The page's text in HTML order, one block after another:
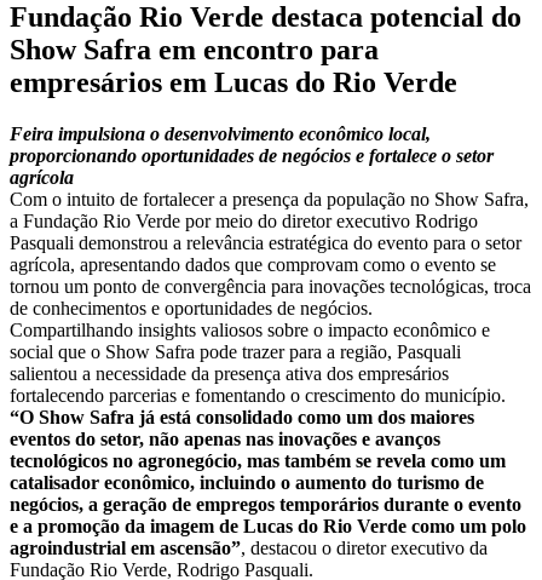
Fundação Rio Verde destaca potencial do
Show Safra em encontro para
empresários em Lucas do Rio Verde
Feira impulsiona o desenvolvimento econômico local,
proporcionando oportunidades de negócios e fortalece o setor
agrícola
Com o intuito de fortalecer a presença da população no Show Safra,
a Fundação Rio Verde por meio do diretor executivo Rodrigo
Pasquali demonstrou a relevância estratégica do evento para o setor
agrícola, apresentando dados que comprovam como o evento se
tornou um ponto de convergência para inovações tecnológicas, troca
de conhecimentos e oportunidades de negócios.
Compartilhando insights valiosos sobre o impacto econômico e
social que o Show Safra pode trazer para a região, Pasquali
salientou a necessidade da presença ativa dos empresários
fortalecendo parcerias e fomentando o crescimento do município.
“O Show Safra já está consolidado como um dos maiores
eventos do setor, não apenas nas inovações e avanços
tecnológicos no agronegócio, mas também se revela como um
catalisador econômico, incluindo o aumento do turismo de
negócios, a geração de empregos temporários durante o evento
e a promoção da imagem de Lucas do Rio Verde como um polo
agroindustrial em ascensão”, destacou o diretor executivo da
Fundação Rio Verde, Rodrigo Pasquali.